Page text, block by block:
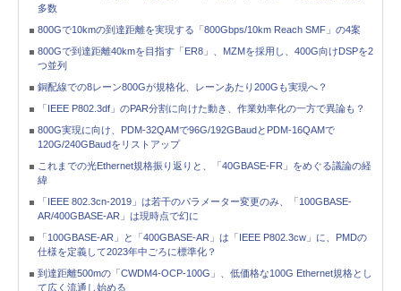
多数
800Gで10kmの到達距離を実現する「800Gbps/10km Reach SMF」の4案
800Gで到達距離40kmを目指す「ER8」、MZMを採用し、400G向けDSPを2
つ並列
銅配線での8レーン800Gが規格化、レーンあたり200Gも実現へ？
「IEEE P802.3df」のPAR分割に向けた動き、作業効率化の一方で異論も？
800G実現に向け、PDM-32QAMで96G/192GBaudとPDM-16QAMで
120G/240GBaudをリストアップ
これまでの光Ethernet規格振り返りと、「40GBASE-FR」をめぐる議論の経
緯
「IEEE 802.3cn-2019」は若干のパラメーター変更のみ、「100GBASE-
AR/400GBASE-AR」は現時点で幻に
「100GBASE-AR」と「400GBASE-AR」は「IEEE P802.3cw」に、PMDの
仕様を定義して2023年中ごろに標準化？
到達距離500mの「CWDM4-OCP-100G」、低価格な100G Ethernet規格とし
て広く流通し始める